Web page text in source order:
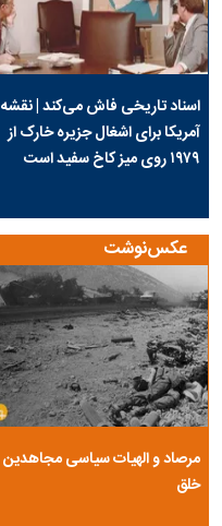
اسناد تاریخی فاش می‌کند | نقشه
آمریکا برای اشغال جزیره خارک از
۱۹۷۹ روی میز کاخ سفید است
عکس‌نوشت
مرصاد و الهیات سیاسی مجاهدین
خلق